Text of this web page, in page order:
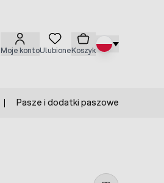
Moje kontoUlubioneKoszyk
Pasze i dodatki paszowe